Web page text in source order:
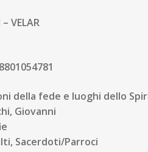
– VELAR
della fede e luoghi dello
Giovanni
Sacerdoti/Parroci